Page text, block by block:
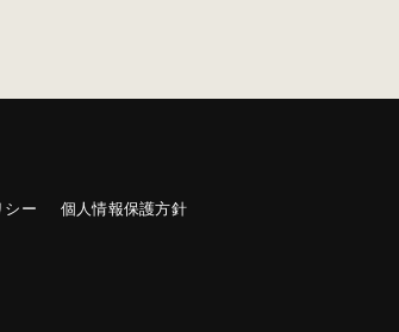
シー 個人情報保護方針